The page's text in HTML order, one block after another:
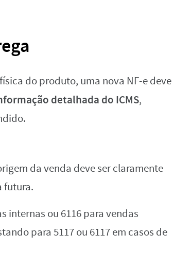
do produto, uma nova NF-e deve
detalhada do ICMS,
da venda deve ser claramente
futura.
internas ou 6116 para vendas
para 5117 ou 6117 em casos de